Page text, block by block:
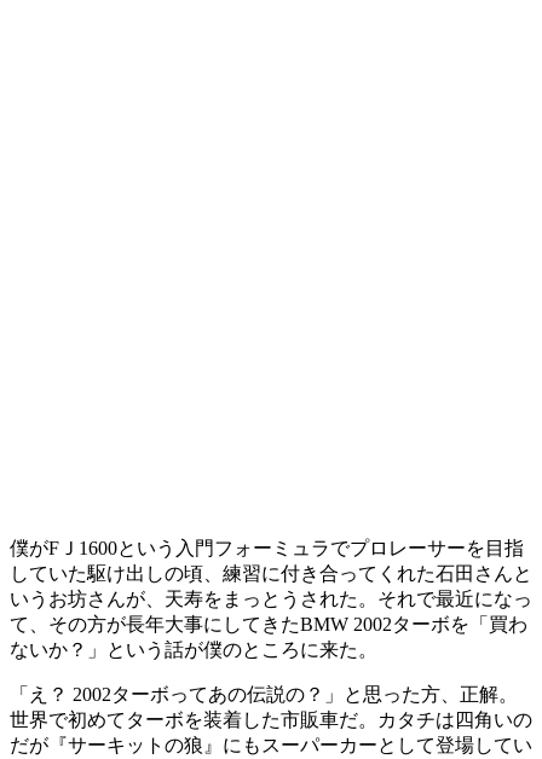
僕がFＪ1600という入門フォーミュラでプロレーサーを目指
していた駆け出しの頃、練習に付き合ってくれた石田さんと
いうお坊さんが、天寿をまっとうされた。それで最近になっ
て、その方が長年大事にしてきたBMW 2002ターボを「買わ
ないか？」という話が僕のところに来た。
「え？ 2002ターボってあの伝説の？」と思った方、正解。
世界で初めてターボを装着した市販車だ。カタチは四角いの
だが『サーキットの狼』にもスーパーカーとして登場してい